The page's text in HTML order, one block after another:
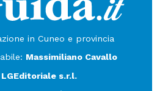
in Cuneo e provincia
Massimiliano Cavallo
LGEditoriale s.r.l.